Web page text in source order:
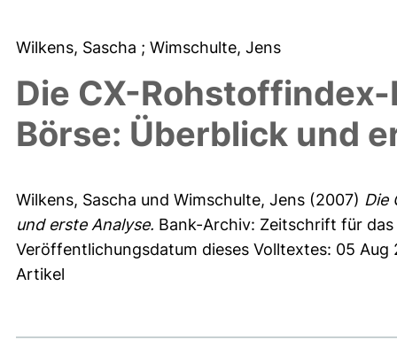
Wilkens, Sascha ; Wimschulte, Jens
Die CX-
Börse: Überblick und
Wilkens, Sascha und Wimschulte, Jens (2007) Die
und erste Analyse. Bank-Archiv: Zeitschrift für
Veröffentlichungsdatum dieses Volltextes: 05 Aug
Artikel